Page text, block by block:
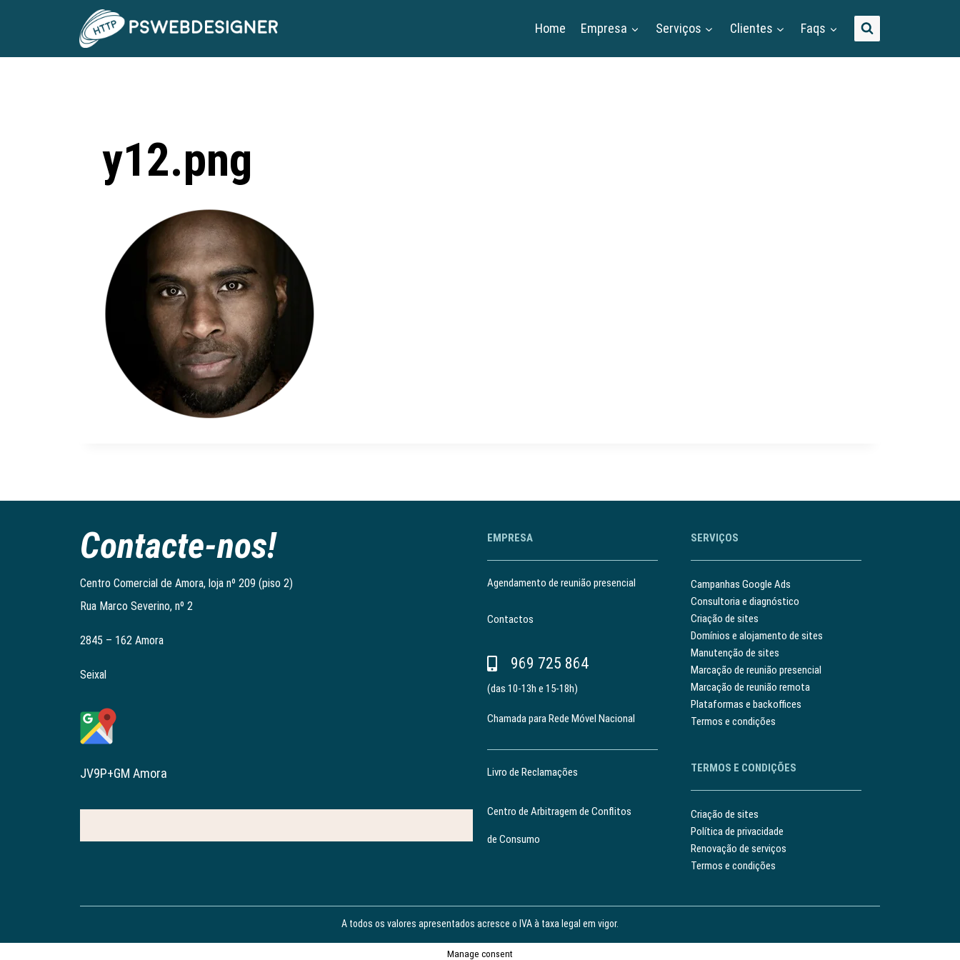
Home Empresa Serviços Clientes Faqs
y12.png
Contacte-nos!
Centro Comercial de Amora, loja nº 209 (piso 2)
Rua Marco Severino, nº 2
2845 – 162 Amora
Seixal
JV9P+GM Amora
EMPRESA
Agendamento de reunião presencial
Contactos
969 725 864
(das 10-13h e 15-18h)
Chamada para Rede Móvel Nacional
Livro de Reclamações
Centro de Arbitragem de Conflitos
de Consumo
SERVIÇOS
Campanhas Google Ads
Consultoria e diagnóstico
Criação de sites
Domínios e alojamento de sites
Manutenção de sites
Marcação de reunião presencial
Marcação de reunião remota
Plataformas e backoffices
Termos e condições
TERMOS E CONDIÇÕES
Criação de sites
Política de privacidade
Renovação de serviços
Termos e condições
A todos os valores apresentados acresce o IVA à taxa legal em vigor.
Manage consent